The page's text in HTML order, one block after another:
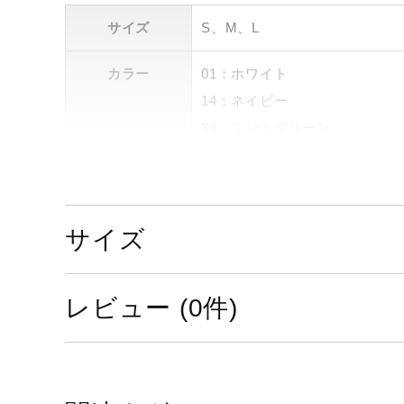
サイズ S、M、L
カラー
01：ホワイト
14：ネイビー
原産国
サステナビリテ
ィ
材料：この商品には、リサイ
サイズ
レビュー (0件)